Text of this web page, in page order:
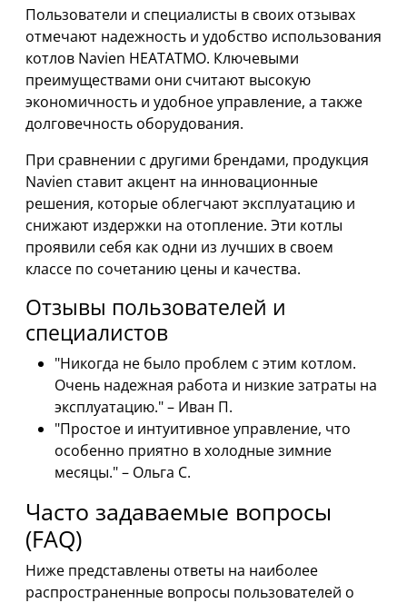
Пользователи и специалисты в своих отзывах
отмечают надежность и удобство использования
котлов Navien HEATATMO. Ключевыми
преимуществами они считают высокую
экономичность и удобное управление, а также
долговечность оборудования.
При сравнении с другими брендами, продукция
Navien ставит акцент на инновационные
решения, которые облегчают эксплуатацию и
снижают издержки на отопление. Эти котлы
проявили себя как одни из лучших в своем
классе по сочетанию цены и качества.
Отзывы пользователей и
специалистов
"Никогда не было проблем с этим котлом.
Очень надежная работа и низкие затраты на
эксплуатацию." – Иван П.
"Простое и интуитивное управление, что
особенно приятно в холодные зимние
месяцы." – Ольга С.
Часто задаваемые вопросы
(FAQ)
Ниже представлены ответы на наиболее
распространенные вопросы пользователей о